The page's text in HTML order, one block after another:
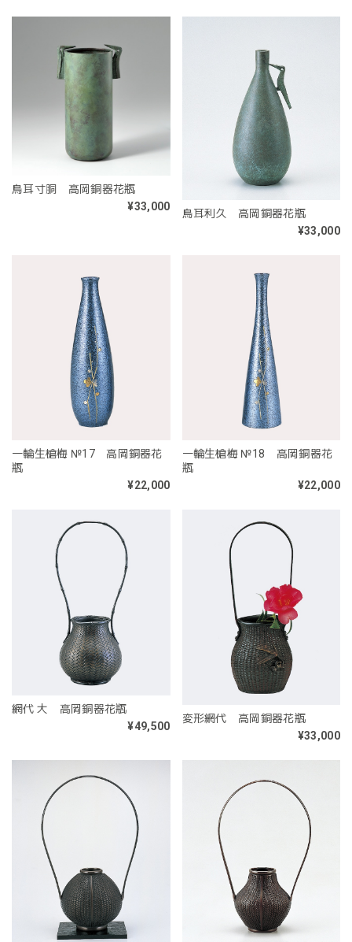
鳥耳寸胴 高岡銅器花瓶
¥33,000
鳥耳利久 高岡銅器花瓶
¥33,000
一輪生槍梅 №17 高岡銅器花
瓶
¥22,000
一輪生槍梅 №18 高岡銅器花
瓶
¥22,000
網代 大 高岡銅器花瓶
¥49,500
変形網代 高岡銅器花瓶
¥33,000